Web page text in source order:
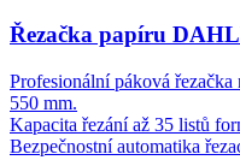
Řezačka papíru
Profesionální páková
550 mm.
Kapacita řezání až 35 listů
Bezpečnostní automatika